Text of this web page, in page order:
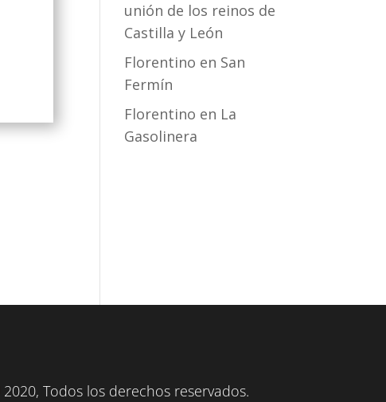
unión de los reinos de
Castilla y León
Florentino en San
Fermín
Florentino en La
Gasolinera
2020, Todos los derechos reservados.